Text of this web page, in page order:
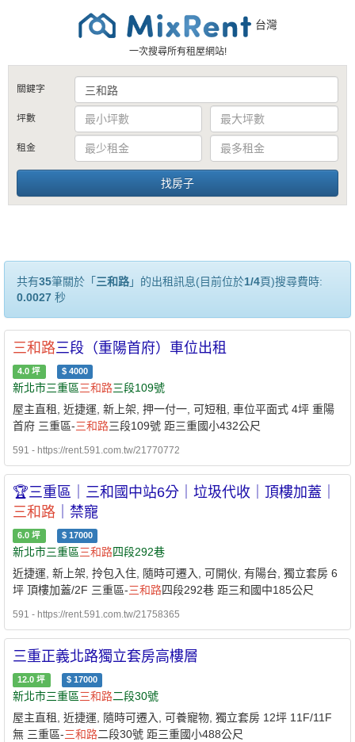
台灣
一次搜尋所有租屋網站!
關鍵字
坪數
租金
共有35筆關於「 三和路」的出租訊息(目前位於1/4頁)搜尋費時:
0.0027 秒
三和路三段（重陽首府）車位出租
4.0 坪 $ 4000
新北市三重區三和路三段109號
屋主直租, 近捷運, 新上架, 押一付一, 可短租, 車位平面式 4坪 重陽
首府 三重區-三和路三段109號 距三重國小432公尺
591 - https://rent.591.com.tw/21770772
🏆三重區｜三和國中站6分｜垃圾代收｜頂樓加蓋｜
三和路 ｜禁寵
6.0 坪 $ 17000
新北市三重區三和路四段292巷
近捷運, 新上架, 拎包入住, 隨時可遷入, 可開伙, 有陽台, 獨立套房 6
坪 頂樓加蓋/2F 三重區-三和路四段292巷 距三和國中185公尺
591 - https://rent.591.com.tw/21758365
三重正義北路獨立套房高樓層
12.0 坪 $ 17000
新北市三重區三和路二段30號
屋主直租, 近捷運, 隨時可遷入, 可養寵物, 獨立套房 12坪 11F/11F
無 三重區-三和路二段30號 距三重國小488公尺